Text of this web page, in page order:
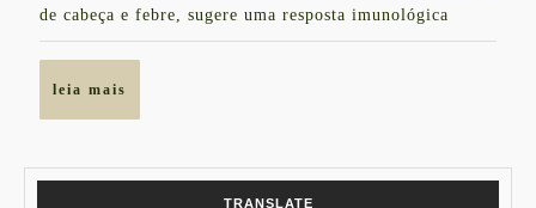
de cabeça e febre, sugere uma resposta imunológica
leia mais
TRANSLATE